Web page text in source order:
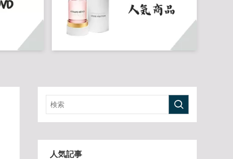
人気記事